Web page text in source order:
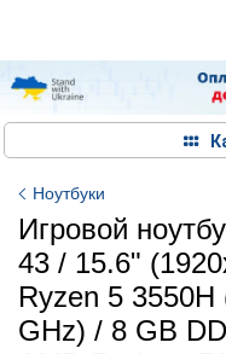
Ноутбуки
Игровой
43 / 15.6"
Ryzen 5
GHz) / 8 GB